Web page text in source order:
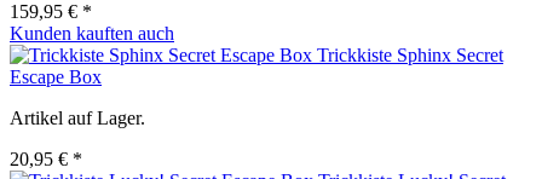
159,95 € *
Kunden kauften auch
Trickkiste Sphinx Secret
Escape Box
Artikel auf Lager.
20,95 € *